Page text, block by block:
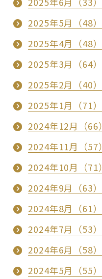
2025年5月（48）
2025年4月（48）
2025年3月（64）
2025年2月（40）
2025年1月（71）
2024年12月（66）
2024年11月（57）
2024年10月（71）
2024年9月（63）
2024年8月（61）
2024年7月（53）
2024年6月（58）
2024年5月（55）